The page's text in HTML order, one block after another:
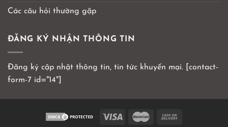
Các câu hỏi thường gặp
ĐĂNG KÝ NHẬN THÔNG TIN
Đăng ký cập nhật thông tin, tin tức khuyến mại. [contact-
form-7 id="14"]